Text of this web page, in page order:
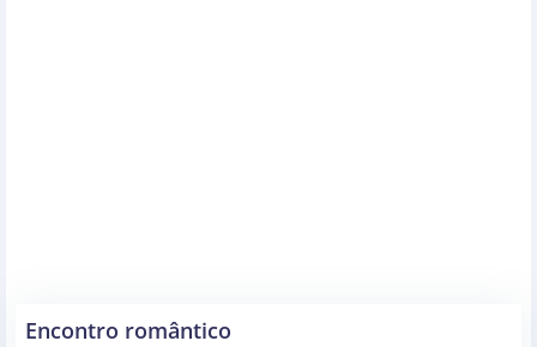
Encontro romântico